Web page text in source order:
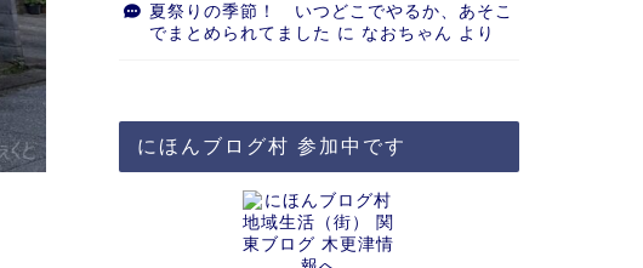
夏祭りの季節！ いつどこでやるか、あそこ
でまとめられてました に なおちゃん より
にほんブログ村 参加中です